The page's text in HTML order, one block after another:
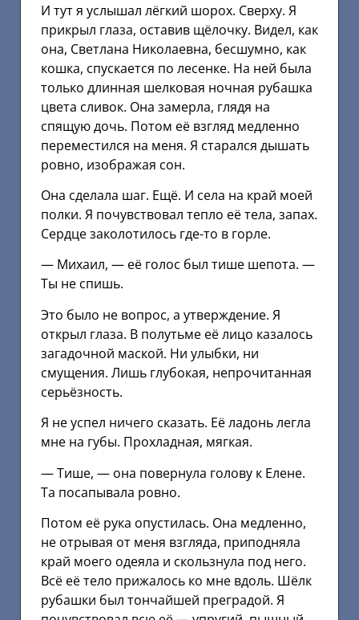
И тут я услышал лёгкий шорох. Сверху. Я
прикрыл глаза, оставив щёлочку. Видел, как
она, Светлана Николаевна, бесшумно, как
кошка, спускается по лесенке. На ней была
только длинная шелковая ночная рубашка
цвета сливок. Она замерла, глядя на
спящую дочь. Потом её взгляд медленно
переместился на меня. Я старался дышать
ровно, изображая сон.
Она сделала шаг. Ещё. И села на край моей
полки. Я почувствовал тепло её тела, запах.
Сердце заколотилось где-то в горле.
— Михаил, — её голос был тише шепота. —
Ты не спишь.
Это было не вопрос, а утверждение. Я
открыл глаза. В полутьме её лицо казалось
загадочной маской. Ни улыбки, ни
смущения. Лишь глубокая, непрочитанная
серьёзность.
Я не успел ничего сказать. Её ладонь легла
мне на губы. Прохладная, мягкая.
— Тише, — она повернула голову к Елене.
Та посапывала ровно.
Потом её рука опустилась. Она медленно,
не отрывая от меня взгляда, приподняла
край моего одеяла и скользнула под него.
Всё её тело прижалось ко мне вдоль. Шёлк
рубашки был тончайшей преградой. Я